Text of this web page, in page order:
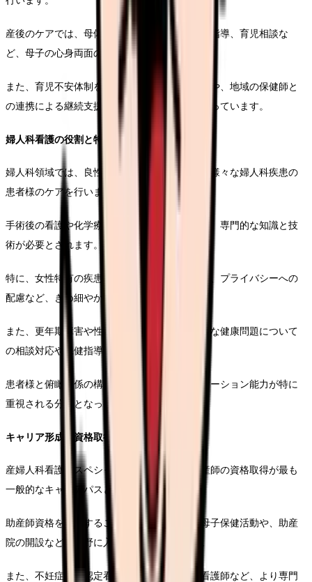
産後のケアでは、母体の回復状態の観察、授乳指導、育児相談な
ど、母子の心身両面のサポートを行います。
また、育児不安体制を怖い方への精神的なケアや、地域の保健師と
の連携による継続支援の構築も重要な業務となっています。
婦人科看護の役割と特徴
婦人科領域では、良性疾患から悪性腫瘍まで、様々な婦人科疾患の
患者様のケアを行います。
手術後の看護や化学療法中の患者様のケアなど、専門的な知識と技
術が必要とされます。
特に、女性特有の疾患に対する心理的なケアや、プライバシーへの
配慮など、きめ細やかな対応が求められます。
また、更年期障害や性感染症など、デリケートな健康問題について
の相談対応や保健指導も重要な役割です。
患者様と俯瞰関係の構築や、適切なコミュニケーション能力が特に
重視される分野となっています。
キャリア形成と資格取得の道筋
産婦人科看護のスペシャリストとしては、助産師の資格取得が最も
一般的なキャリアパスとなります。
助産師資格を取得することで、より専門的な母子保健活動や、助産
院の開設なども視野に入れることができます。
また、不妊症看護認定看護師や母性看護専門看護師など、より専門